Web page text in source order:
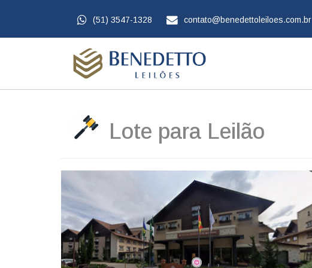
(51) 3547-1328 contato@benedettoleiloes.com.br
Lote para Leilão